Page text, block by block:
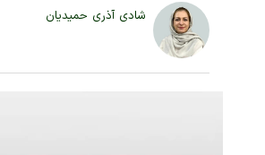
شادی آذری حمیدیان